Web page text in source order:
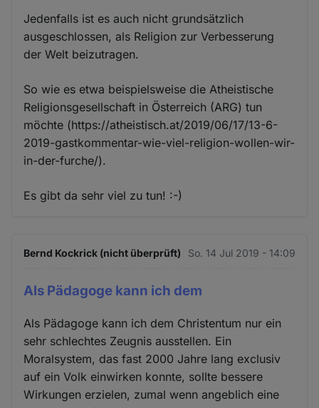
Jedenfalls ist es auch nicht grundsätzlich
ausgeschlossen, als Religion zur Verbesserung
der Welt beizutragen.
So wie es etwa beispielsweise die Atheistische
Religionsgesellschaft in Österreich (ARG) tun
möchte (https://atheistisch.at/2019/06/17/13-6-
2019-gastkommentar-wie-viel-religion-wollen-wir-
in-der-furche/).
Es gibt da sehr viel zu tun! :-)
Bernd Kockrick (nicht überprüft) So. 14 Jul 2019 - 14:09
Als Pädagoge kann ich dem
Als Pädagoge kann ich dem Christentum nur ein
sehr schlechtes Zeugnis ausstellen. Ein
Moralsystem, das fast 2000 Jahre lang exclusiv
auf ein Volk einwirken konnte, sollte bessere
Wirkungen erzielen, zumal wenn angeblich eine